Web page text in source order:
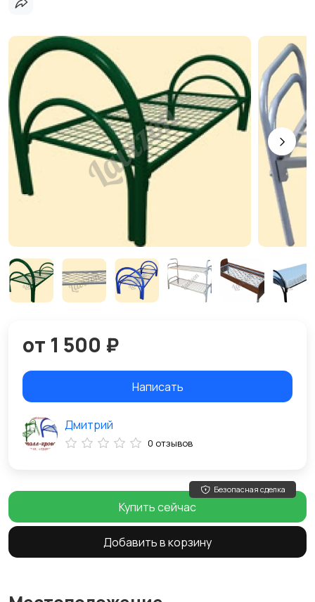
от 1 500 ₽
Написать
Дмитрий
0 отзывов
Безопасная сделка
Купить сейчас
Добавить в корзину